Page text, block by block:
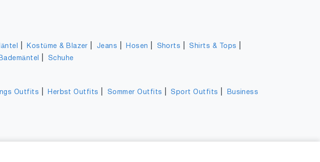
Kostüme & Blazer Jeans Hosen Shorts |Shirts & Tops
Schuhe
Outfits Herbst Outfits Sommer Outfits |Sport Outfits
Business